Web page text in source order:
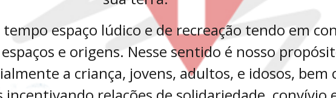
espaço lúdico e de recreação tendo em
e origens. Nesse sentido é nosso
a criança, jovens, adultos, e idosos,